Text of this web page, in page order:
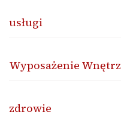
usługi
Wyposażenie Wnętrz
zdrowie